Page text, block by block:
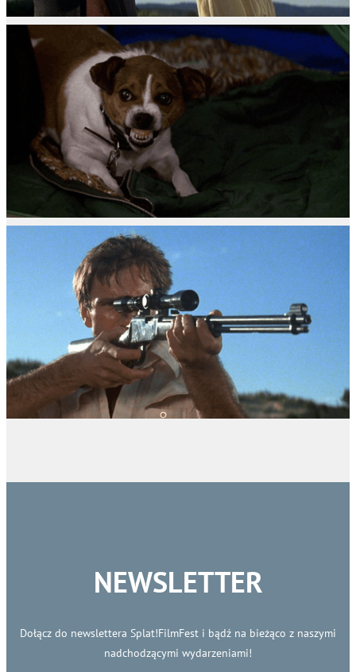
NEWSLETTER
Dołącz do newslettera Splat!FilmFest i bądź na bieżąco z naszymi
nadchodzącymi wydarzeniami!